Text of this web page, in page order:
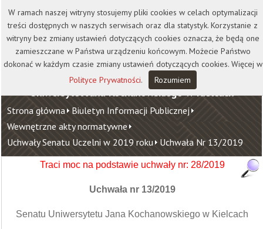
Kontakt Biblioteka
Wydawnictwo
Wirtualna Uczelnia
Uniwersytet Jana Kochanowskiego w Kielcach
Strona główna Biuletyn Informacji Publicznej
Wewnętrzne akty normatywne
Uchwały Senatu Uczelni w 2019 roku Uchwała Nr 13/2019
Traci moc na podstawie uchwały nr: 28/2019
Uchwała nr 13/2019
Senatu Uniwersytetu Jana Kochanowskiego w Kielcach
W ramach naszej witryny stosujemy pliki cookies w celach optymalizacji
treści dostępnych w naszych serwisach oraz dla statystyk. Korzystanie z
witryny bez zmiany ustawień dotyczących cookies oznacza, że będą one
zamieszczane w Państwa urządzeniu końcowym. Możecie Państwo
dokonać w każdym czasie zmiany ustawień dotyczących cookies. Więcej w
Polityce Prywatności. Rozumiem